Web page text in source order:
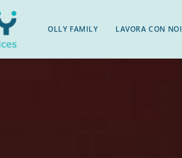
OLLY FAMILY LAVORA CON NOI